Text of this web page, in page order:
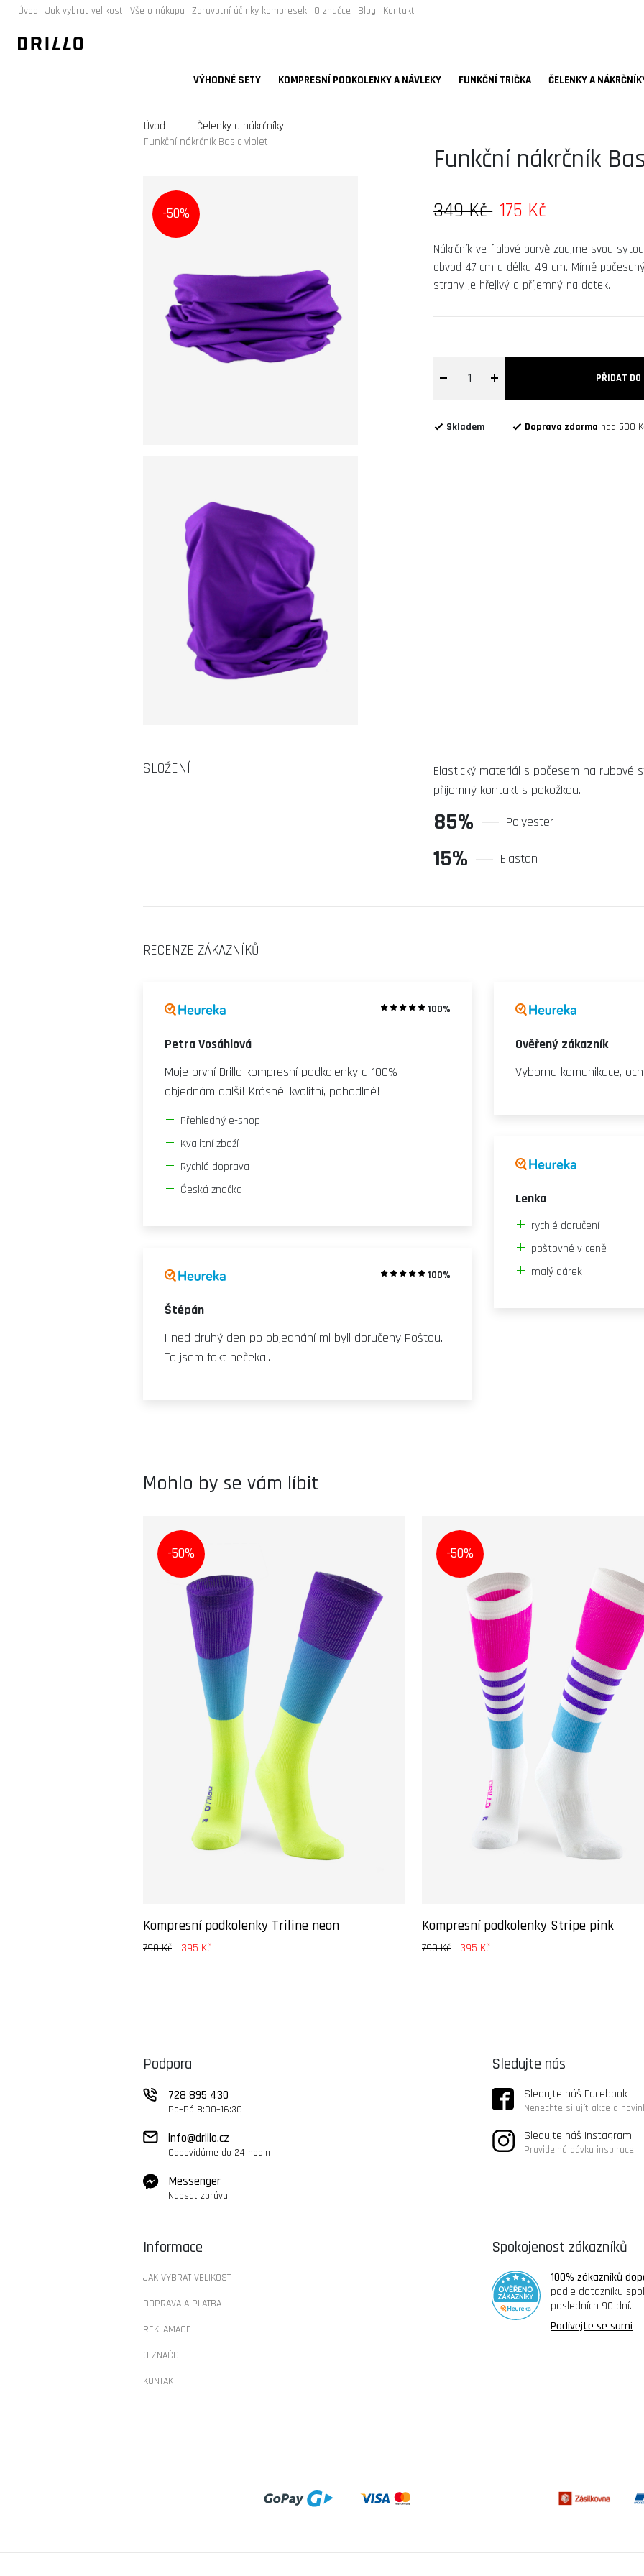
Úvod Jak vybrat velikost Vše o nákupu Zdravotní účinky kompresek O značce Blog Kontakt
VÝHODNÉ SETY KOMPRESNÍ PODKOLENKY A NÁVLEKY FUNKČNÍ TRIČKA ČELENKY A
Úvod
Čelenky a nákrčníky
Funkční nákrčník Basic violet
-50%
Funkční nákrčník
349 Kč 175 Kč
Nákrčník ve fialové barvě zaujme svou
obvod 47 cm a délku 49 cm. Mírně
strany je hřejivý a příjemný na dotek.
1 PŘIDAT
Skladem Doprava zdarma nad 500
SLOŽENÍ
Elastický materiál s počesem na
příjemný kontakt s pokožkou.
85% Polyester
15% Elastan
RECENZE ZÁKAZNÍKŮ
100%
Petra Vosáhlová
Moje první Drillo kompresní podkolenky a 100%
objednám další! Krásné, kvalitní, pohodlné!
Přehledný e-shop
Kvalitní zboží
Rychlá doprava
Česká značka
Ověřený zákazník
Vyborna komunikace,
Lenka
rychlé doručení
poštovné v ceně
malý dárek
100%
Štěpán
Hned druhý den po objednání mi byli doručeny Poštou.
To jsem fakt nečekal.
Mohlo by se vám líbit
-50%
Kompresní podkolenky Triline neon
790 Kč 395 Kč
-50%
Kompresní podkolenky Stripe pink
790 Kč 395 Kč
Podpora
728 895 430
Po–Pá 8:00–16:30
info@drillo.cz
Odpovídáme do 24 hodin
Messenger
Napsat zprávu
Informace
JAK VYBRAT VELIKOST
DOPRAVA A PLATBA
REKLAMACE
O ZNAČCE
KONTAKT
Sledujte nás
Sledujte náš Facebook
Nenechte si ujít akce a
Sledujte náš Instagram
Pravidelná dávka inspirace
Spokojenost zákazníků
100% zákazníků
podle dotazníku
posledních 90 dní.
Podívejte se sami